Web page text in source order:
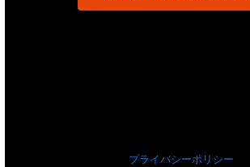
プライバシーポリシー